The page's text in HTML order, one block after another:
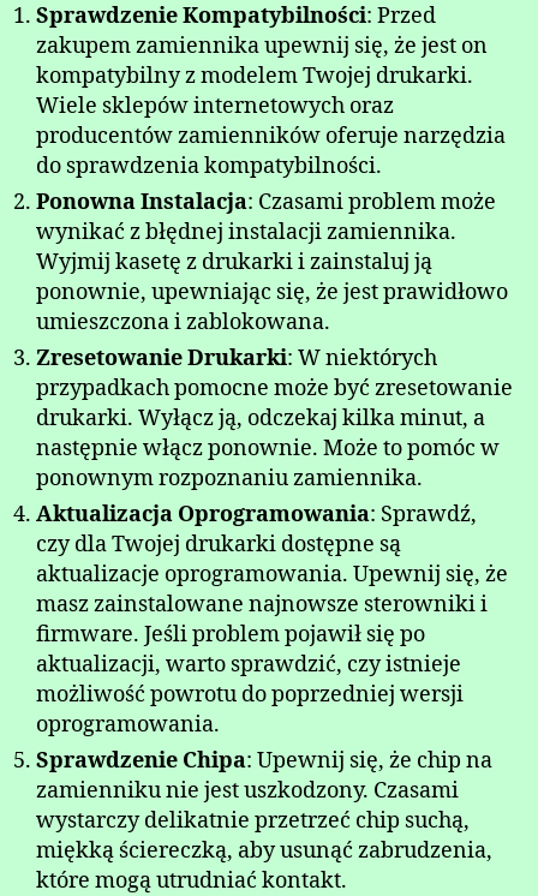
Sprawdzenie Kompatybilności: Przed
zakupem zamiennika upewnij się, że jest on
kompatybilny z modelem Twojej drukarki.
Wiele sklepów internetowych oraz
producentów zamienników oferuje narzędzia
do sprawdzenia kompatybilności.
Ponowna Instalacja: Czasami problem może
wynikać z błędnej instalacji zamiennika.
Wyjmij kasetę z drukarki i zainstaluj ją
ponownie, upewniając się, że jest prawidłowo
umieszczona i zablokowana.
Zresetowanie Drukarki: W niektórych
przypadkach pomocne może być zresetowanie
drukarki. Wyłącz ją, odczekaj kilka minut, a
następnie włącz ponownie. Może to pomóc w
ponownym rozpoznaniu zamiennika.
Aktualizacja Oprogramowania: Sprawdź,
czy dla Twojej drukarki dostępne są
aktualizacje oprogramowania. Upewnij się, że
masz zainstalowane najnowsze sterowniki i
firmware. Jeśli problem pojawił się po
aktualizacji, warto sprawdzić, czy istnieje
możliwość powrotu do poprzedniej wersji
oprogramowania.
Sprawdzenie Chipa: Upewnij się, że chip na
zamienniku nie jest uszkodzony. Czasami
wystarczy delikatnie przetrzeć chip suchą,
miękką ściereczką, aby usunąć zabrudzenia,
które mogą utrudniać kontakt.